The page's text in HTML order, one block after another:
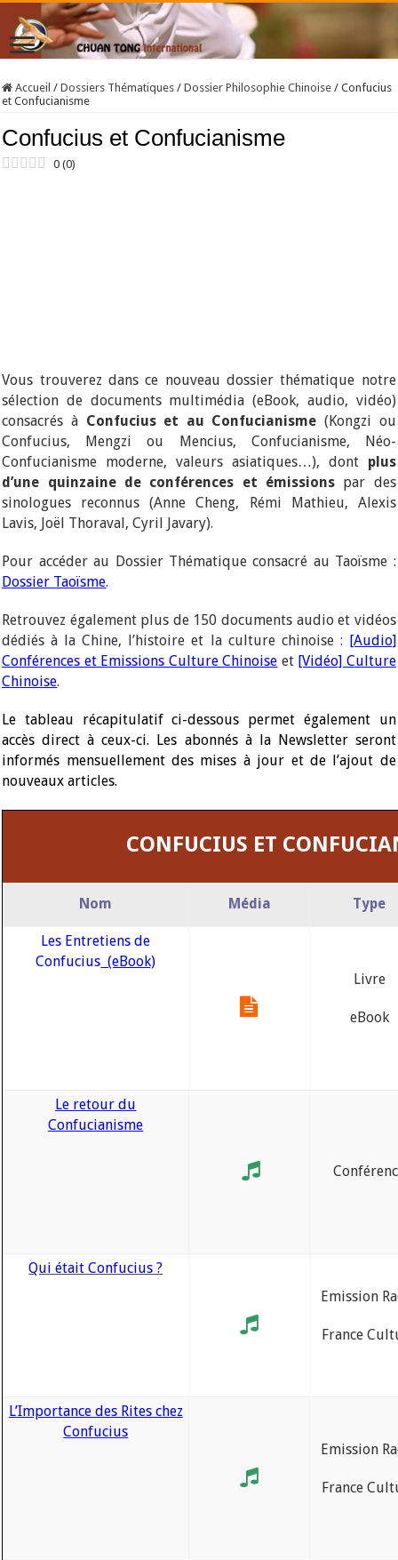
Accueil / Dossiers Thématiques / Dossier Philosophie Chinoise / Confucius
et Confucianisme
Confucius et Confucianisme
0 (0)
Vous trouverez dans ce nouveau dossier thématique notre
sélection de documents multimédia (eBook, audio, vidéo)
consacrés à Confucius et au Confucianisme (Kongzi ou
Confucius, Mengzi ou Mencius, Confucianisme, Néo-
Confucianisme moderne, valeurs asiatiques…), dont plus
d’une quinzaine de conférences et émissions par des
sinologues reconnus (Anne Cheng, Rémi Mathieu, Alexis
Lavis, Joël Thoraval, Cyril Javary).
Pour accéder au Dossier Thématique consacré au Taoïsme :
Dossier Taoïsme.
Retrouvez également plus de 150 documents audio et vidéos
dédiés à la Chine, l’histoire et la culture chinoise : [Audio]
Conférences et Emissions Culture Chinoise et [Vidéo] Culture
Chinoise.
Le tableau récapitulatif ci-dessous permet également un
accès direct à ceux-ci. Les abonnés à la Newsletter seront
informés mensuellement des mises à jour et de l’ajout de
nouveaux articles.
CONFUCIUS ET
Nom Média Type
Les Entretiens de
Confucius (eBook)
Livre
eBook
Le retour du
Confucianisme
Qui était Confucius ?
Emission
France
L’Importance des Rites chez
Confucius
Emission
France